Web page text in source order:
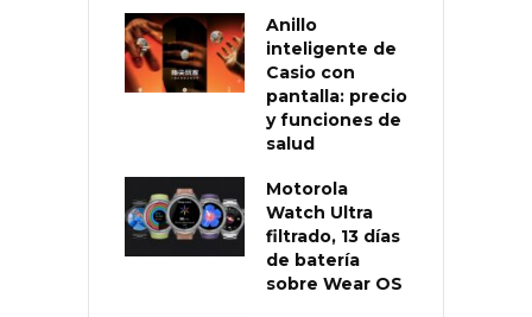
Anillo
inteligente de
Casio con
pantalla: precio
y funciones de
salud
Motorola
Watch Ultra
filtrado, 13 días
de batería
sobre Wear OS